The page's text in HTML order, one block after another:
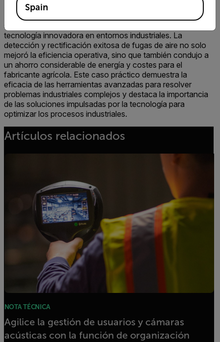
La adopción por parte de Air Power East de la cámara
FLIR Si124 para abordar los complejos desafíos de los
sistemas de aire comprimido ilustra el poder de la
tecnología innovadora en entornos industriales. La
detección y rectificación exitosa de fugas de aire no solo
mejoró la eficiencia operativa, sino que también condujo a
un ahorro considerable de energía y costes para el
fabricante agrícola. Este caso práctico demuestra la
eficacia de las herramientas avanzadas para resolver
problemas industriales complejos y destaca la importancia
de las soluciones impulsadas por la tecnología para
optimizar los procesos industriales.
Artículos relacionados
NOTA TÉCNICA
Agilice la gestión de usuarios y cámaras
acústicas con la función de organización
Spain